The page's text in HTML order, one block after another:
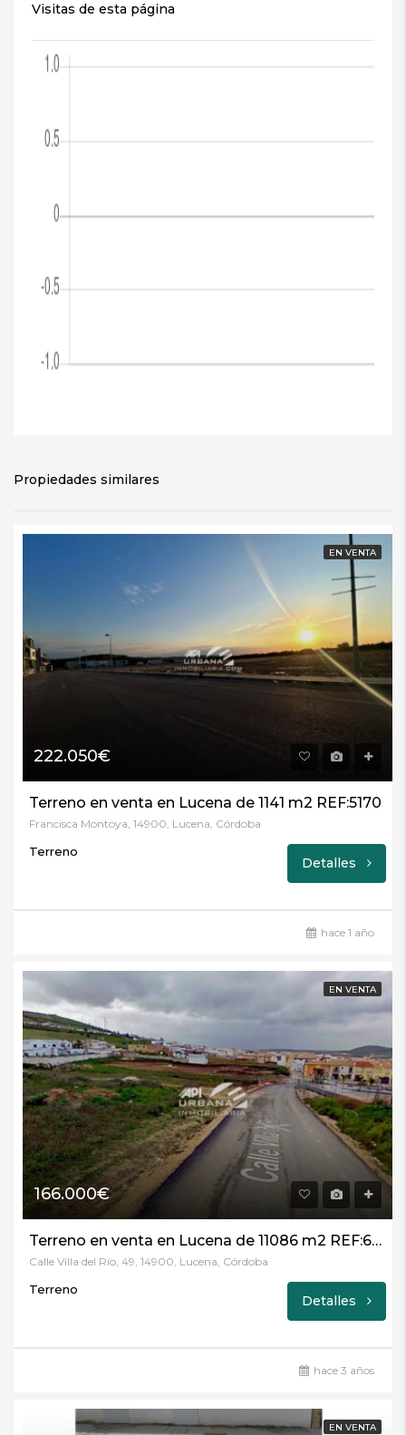
Visitas de esta página
Propiedades similares
EN VENTA
222.050€
Terreno en venta en Lucena de 1141 m2 REF:5170
Francisca Montoya, 14900, Lucena, Córdoba
Terreno
Detalles
hace 1 año
EN VENTA
166.000€
Terreno en venta en Lucena de 11086 m2 REF:60722851
Calle Villa del Río, 49, 14900, Lucena, Córdoba
Terreno
Detalles
hace 3 años
EN VENTA